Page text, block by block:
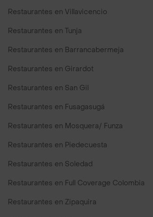
Restaurantes en Villavicencio
Restaurantes en Tunja
Restaurantes en Barrancabermeja
Restaurantes en Girardot
Restaurantes en San Gil
Restaurantes en Fusagasugá
Restaurantes en Mosquera/ Funza
Restaurantes en Piedecuesta
Restaurantes en Soledad
Restaurantes en Full Coverage Colombia
Restaurantes en Zipaquira